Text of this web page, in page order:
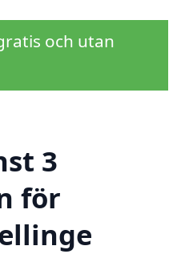
och utan
3
för